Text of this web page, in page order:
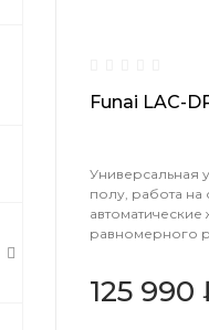
Funai LAC-
Универсальная
полу, работа на
равномерного
125 990